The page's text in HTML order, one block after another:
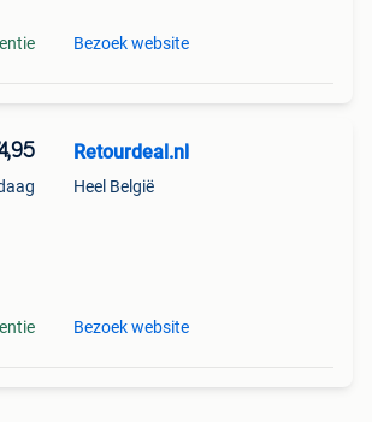
Bezoek website
Retourdeal.nl
Heel België
Bezoek website